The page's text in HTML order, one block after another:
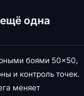
одна
боями 50×50,
и контроль точек.
меняет